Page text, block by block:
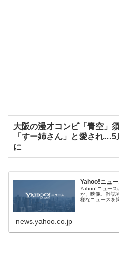
大阪の漫才コンビ「青空」
「すー姉さん」と愛され
に
Yahoo!ニュ
Yahoo!ニュース
か、映像、雑誌
様なニュースを
news.yahoo.co.jp